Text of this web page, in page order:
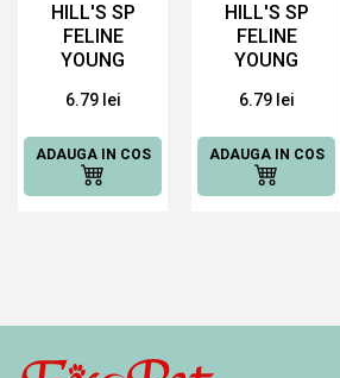
HILL'S SP
FELINE
YOUNG
PLIC
CURCAN,
85 G
HRANĂ
UMEDĂ
6.79 lei
ADAUGA IN COS
HILL'S SP
FELINE
YOUNG
PLIC
PASTRAV,
85 G
HRANĂ
UMEDĂ
6.79 lei
ADAUGA IN COS